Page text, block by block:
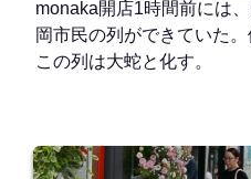
monaka開店1時間前には
岡市民の列ができていた
この列は大蛇と化す。